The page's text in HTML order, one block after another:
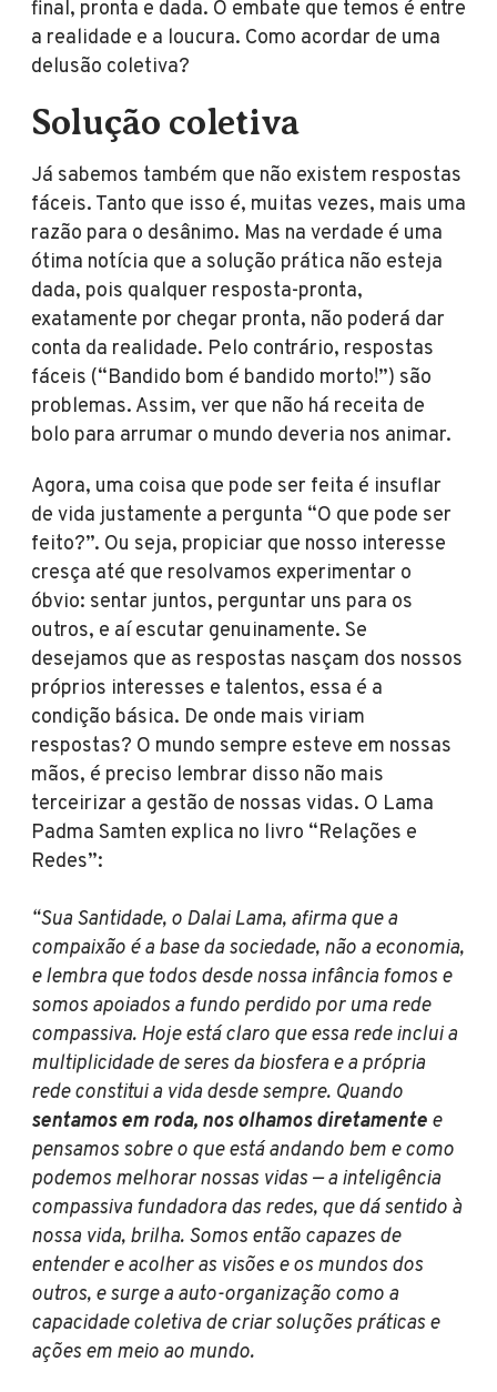
final, pronta e dada. O embate que temos é entre
a realidade e a loucura. Como acordar de uma
delusão coletiva?
Solução coletiva
Já sabemos também que não existem respostas
fáceis. Tanto que isso é, muitas vezes, mais uma
razão para o desânimo. Mas na verdade é uma
ótima notícia que a solução prática não esteja
dada, pois qualquer resposta-pronta,
exatamente por chegar pronta, não poderá dar
conta da realidade. Pelo contrário, respostas
fáceis (“Bandido bom é bandido morto!”) são
problemas. Assim, ver que não há receita de
bolo para arrumar o mundo deveria nos animar.
Agora, uma coisa que pode ser feita é insuflar
de vida justamente a pergunta “O que pode ser
feito?”. Ou seja, propiciar que nosso interesse
cresça até que resolvamos experimentar o
óbvio: sentar juntos, perguntar uns para os
outros, e aí escutar genuinamente. Se
desejamos que as respostas nasçam dos nossos
próprios interesses e talentos, essa é a
condição básica. De onde mais viriam
respostas? O mundo sempre esteve em nossas
mãos, é preciso lembrar disso não mais
terceirizar a gestão de nossas vidas. O Lama
Padma Samten explica no livro “Relações e
Redes”:
“Sua Santidade, o Dalai Lama, afirma que a
compaixão é a base da sociedade, não a economia,
e lembra que todos desde nossa infância fomos e
somos apoiados a fundo perdido por uma rede
compassiva. Hoje está claro que essa rede inclui a
multiplicidade de seres da biosfera e a própria
rede constitui a vida desde sempre. Quando
sentamos em roda, nos olhamos diretamente e
pensamos sobre o que está andando bem e como
podemos melhorar nossas vidas — a inteligência
compassiva fundadora das redes, que dá sentido à
nossa vida, brilha. Somos então capazes de
entender e acolher as visões e os mundos dos
outros, e surge a auto-organização como a
capacidade coletiva de criar soluções práticas e
ações em meio ao mundo.